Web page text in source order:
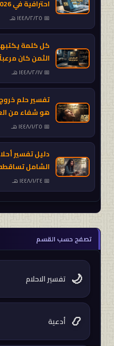
احترافية في 2026 (الجزء الأول)
٢٥‏/٢‏/١٤٤٨ هـ
كل كلمة
الثمن كان
١٧‏/٢‏/١٤٤٨ هـ
تفسير حلم
هو شفاء من
٢٥‏/١‏/١٤٤٨ هـ
دليل تفسير
الشامل
كف اليد أو وجه
وصحتك
٢٤‏/١‏/١٤٤٨ هـ
تصفح حسب القسم
🌙 تفسير الاحلام
📿 أدعية